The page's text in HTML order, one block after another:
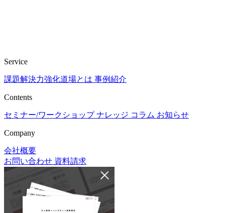
Service
課題解決力強化道場とは 事例紹介
Contents
セミナー/ワークショップ ナレッジ コラム お知らせ
Company
会社概要
お問い合わせ 資料請求